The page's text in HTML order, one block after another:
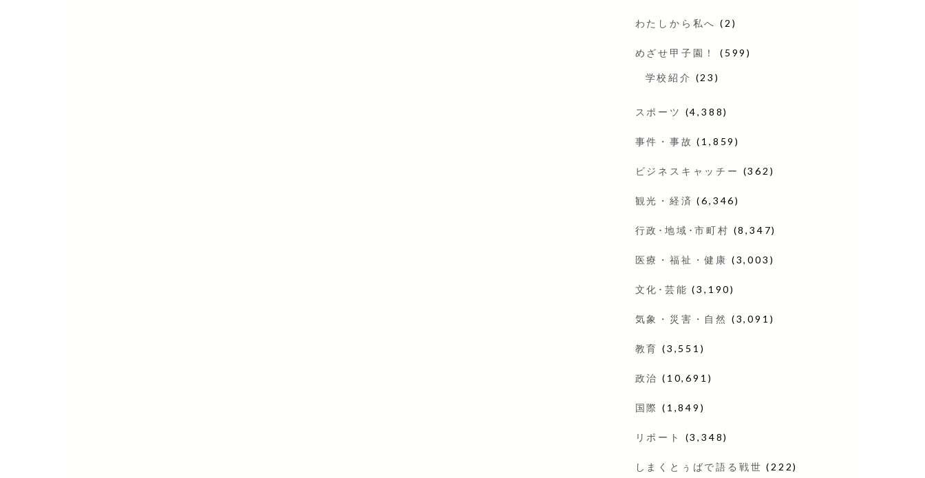
わたしから私へ (2)
めざせ甲子園！ (599)
学校紹介 (23)
スポーツ (4,388)
事件・事故 (1,859)
ビジネスキャッチー (362)
観光・経済 (6,346)
行政･地域･市町村 (8,347)
医療・福祉・健康 (3,003)
文化･芸能 (3,190)
気象・災害・自然 (3,091)
教育 (3,551)
政治 (10,691)
国際 (1,849)
リポート (3,348)
しまくとぅばで語る戦世 (222)